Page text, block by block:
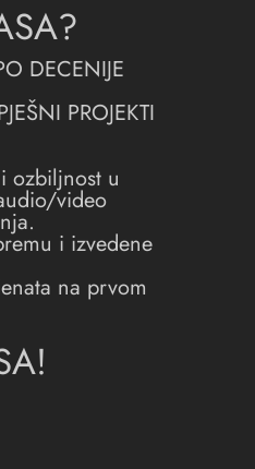
DECENIJE
PROJEKTI
ozbiljnost u
video
i izvedene
na prvom